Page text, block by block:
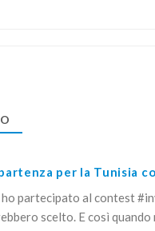
per la Tunisia
partecipato al contest
scelto. E così